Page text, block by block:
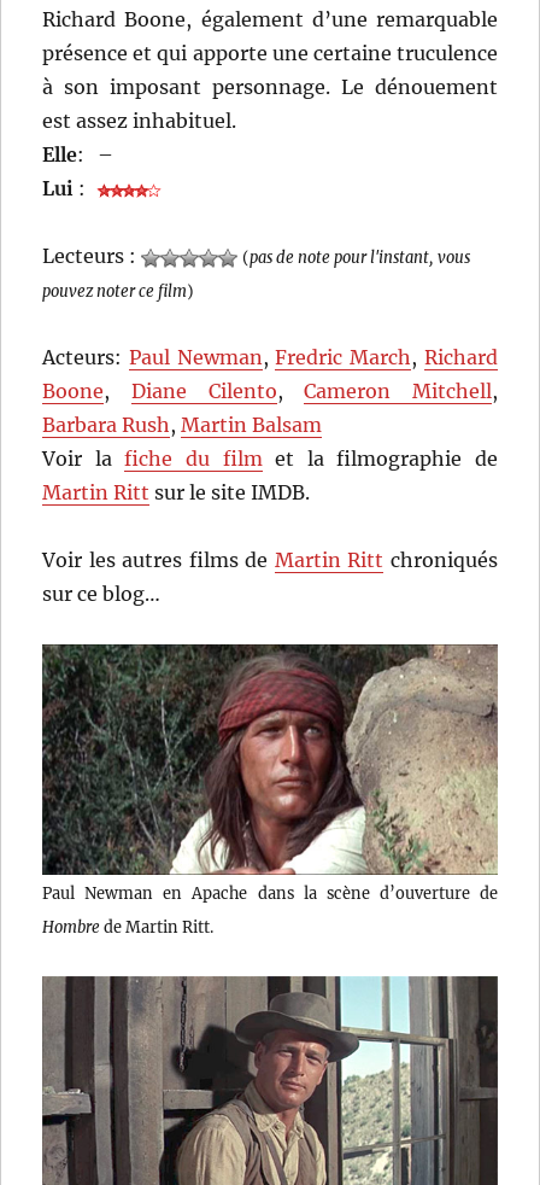
Richard Boone, également d’une remarquable
présence et qui apporte une certaine truculence
à son imposant personnage. Le dénouement
est assez inhabituel.
Elle:
–
Lui :
Lecteurs : (pas de note pour l'instant, vous
pouvez noter ce film)
Acteurs: Paul Newman,Fredric March, Richard
Boone, Diane Cilento,Cameron Mitchell,
Barbara Rush,Martin Balsam
Voir lafiche du filmet la filmographie de
Martin Ritt sur le site IMDB.
Voir les autres films de Martin Ritt chroniqués
sur ce blog…
Paul Newman en Apache dans la scène d’ouverture de
Hombrede Martin Ritt.